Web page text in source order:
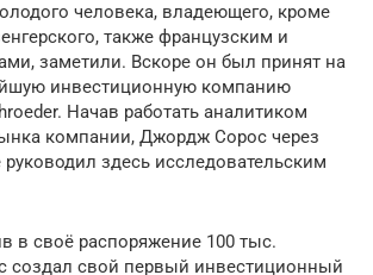
человека, владеющего, кроме
также французским и
заметили. Вскоре он был принят на
инвестиционную компанию
Начав работать аналитиком
компании, Джордж Сорос через
руководил здесь исследовательским
в своё распоряжение 100 тыс.
создал свой первый инвестиционный